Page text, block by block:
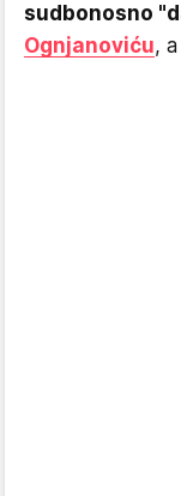
sudbonosno
Ognjanoviću,